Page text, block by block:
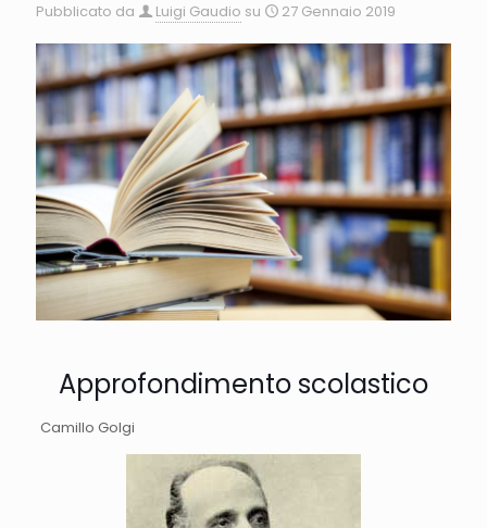
Pubblicato da Luigi Gaudio su 27 Gennaio 2019
Approfondimento scolastico
Camillo Golgi